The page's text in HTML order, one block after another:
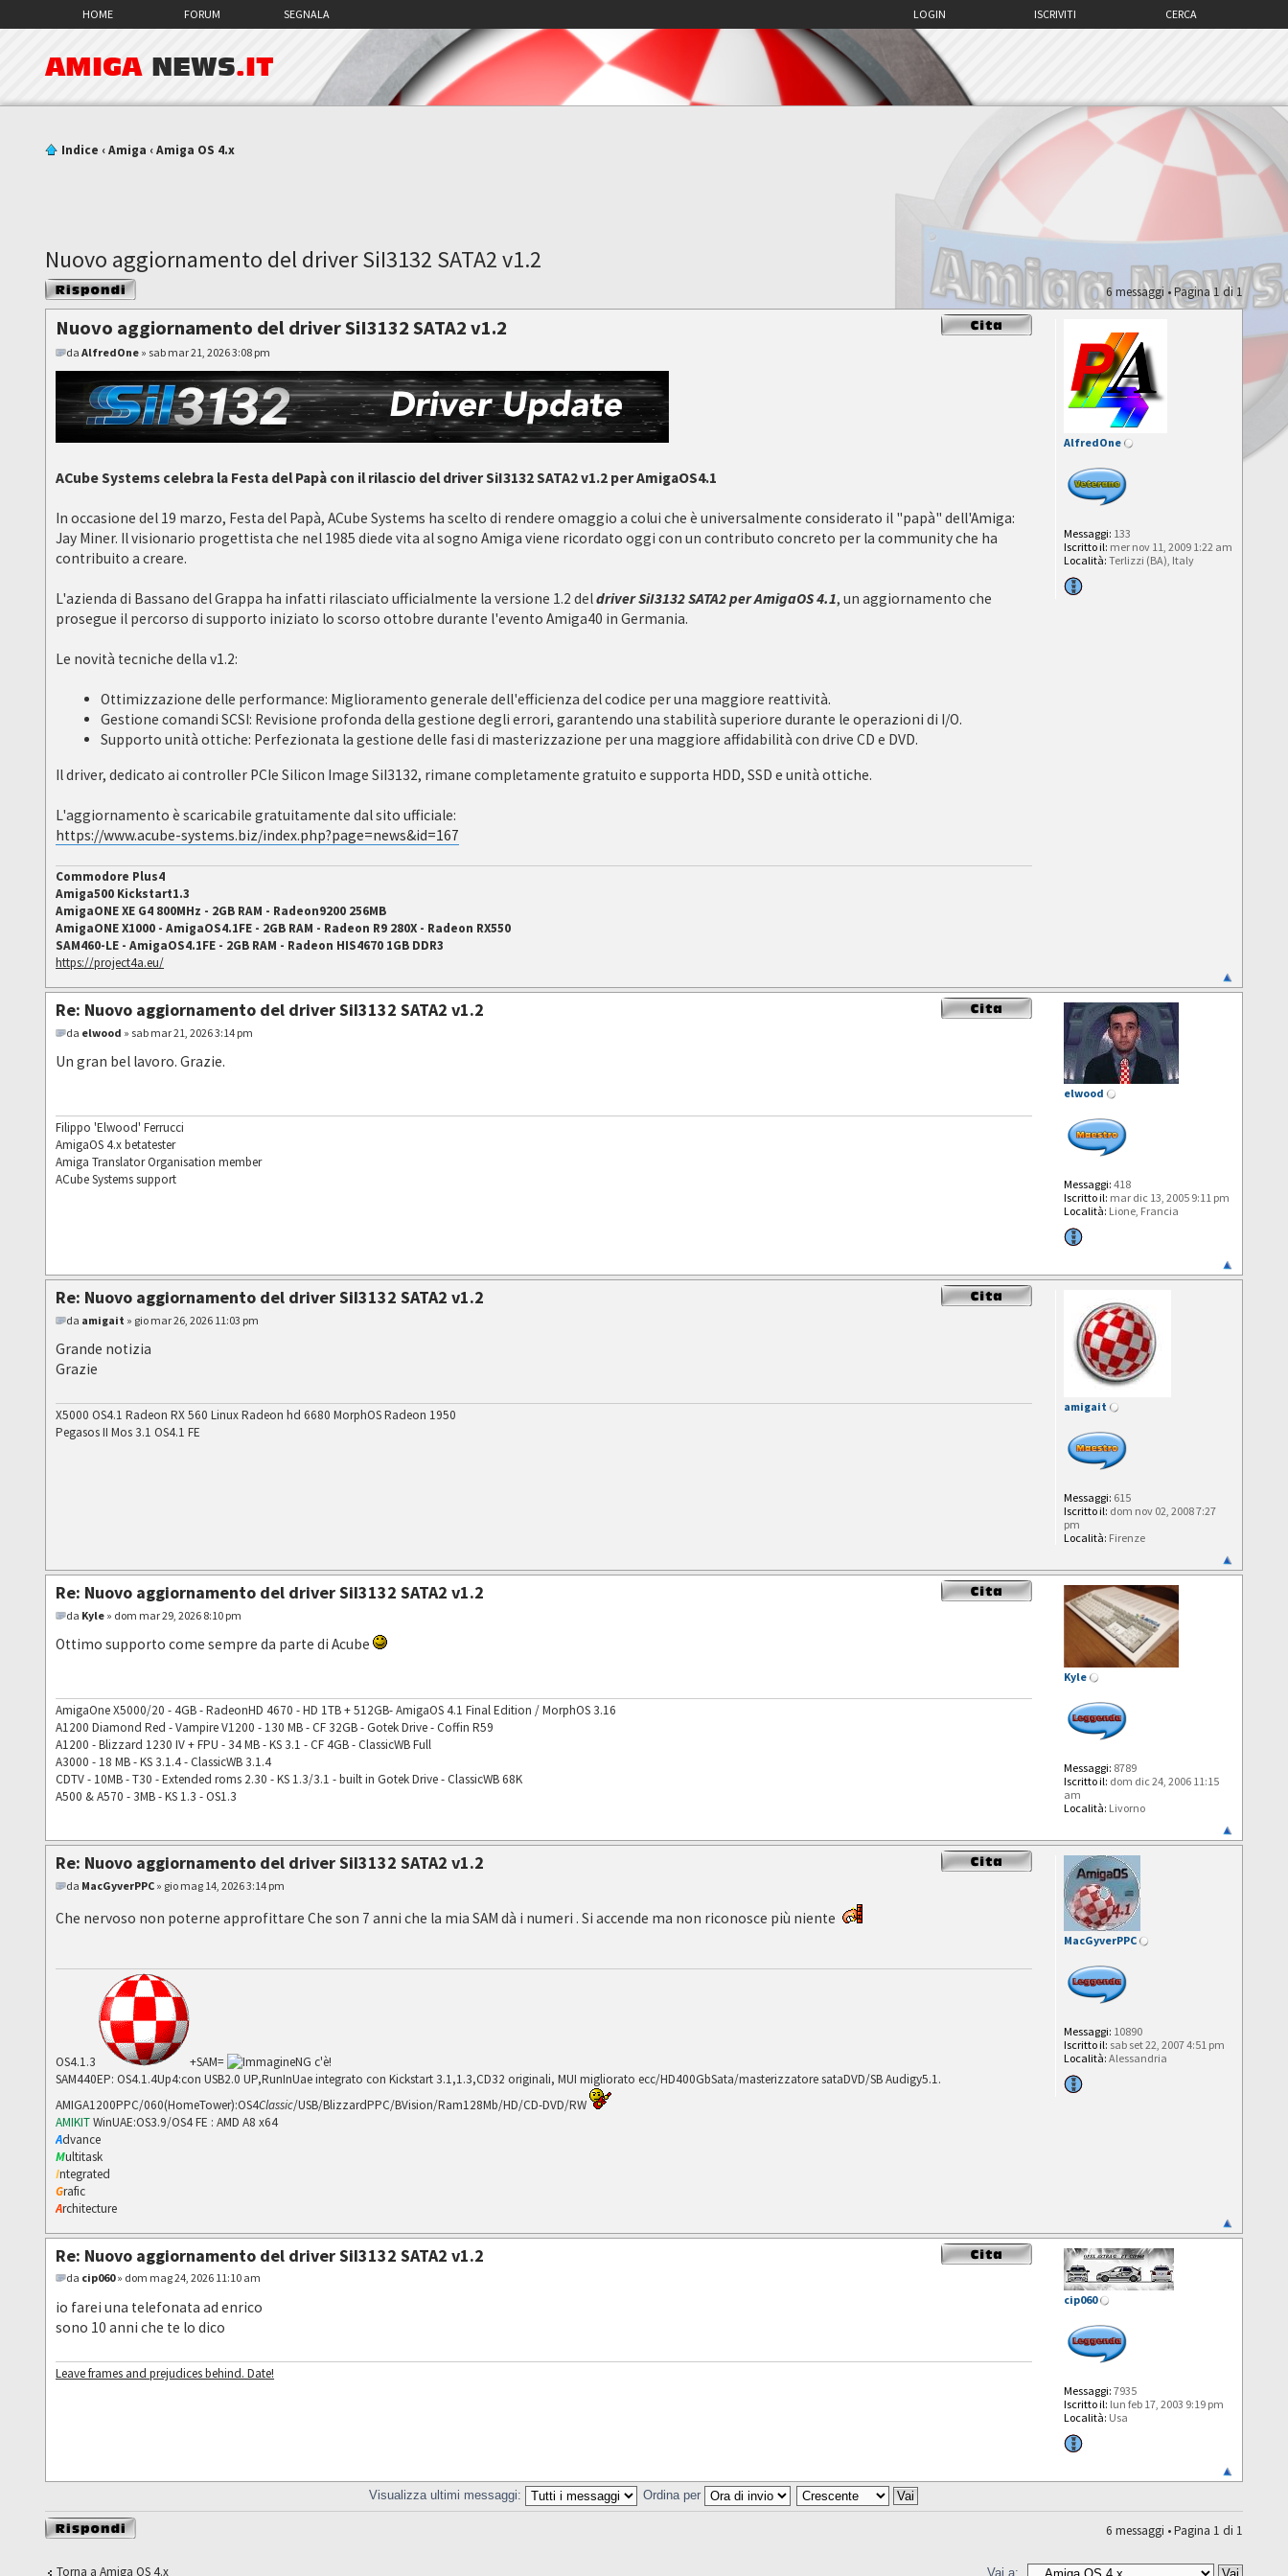
HOME FORUM SEGNALA CERCA
ISCRIVITI
LOGIN
AMIGA NEWS.IT
Indice ‹Amiga ‹Amiga OS 4.x
Nuovo aggiornamento del driver SiI3132 SATA2 v1.2
Rispondi al
messaggio
6 messaggi • Pagina1 di1
Nuovo aggiornamento del driver SiI3132 SATA2 v1.2
daAlfredOne » sab mar 21, 2026 3:08 pm
ACube Systems celebra la Festa del Papà con il rilascio del driver SiI3132 SATA2 v1.2 per AmigaOS4.1
In occasione del 19 marzo, Festa del Papà, ACube Systems ha scelto di rendere omaggio a colui che è universalmente considerato il "papà" dell'Amiga:
Jay Miner. Il visionario progettista che nel 1985 diede vita al sogno Amiga viene ricordato oggi con un contributo concreto per la community che ha
contribuito a creare.
L'azienda di Bassano del Grappa ha infatti rilasciato ufficialmente la versione 1.2 deldriver SiI3132 SATA2 per AmigaOS 4.1, un aggiornamento che
prosegue il percorso di supporto iniziato lo scorso ottobre durante l'evento Amiga40 in Germania.
Le novità tecniche della v1.2:
Ottimizzazione delle performance: Miglioramento generale dell'efficienza del codice per una maggiore reattività.
Gestione comandi SCSI: Revisione profonda della gestione degli errori, garantendo una stabilità superiore durante le operazioni di I/O.
Supporto unità ottiche: Perfezionata la gestione delle fasi di masterizzazione per una maggiore affidabilità con drive CD e DVD.
Il driver, dedicato ai controller PCIe Silicon Image SiI3132, rimane completamente gratuito e supporta HDD, SSD e unità ottiche.
L'aggiornamento è scaricabile gratuitamente dal sito ufficiale:
https://www.acube-systems.biz/index.php?page=news&id=167
Commodore Plus4
Amiga500 Kickstart1.3
AmigaONE XE G4 800MHz - 2GB RAM - Radeon9200 256MB
AmigaONE X1000 - AmigaOS4.1FE - 2GB RAM - Radeon R9 280X - Radeon RX550
SAM460-LE - AmigaOS4.1FE - 2GB RAM - Radeon HIS4670 1GB DDR3
https://project4a.eu/
AlfredOne
Messaggi: 133
Iscritto il: mer nov 11, 2009 1:22 am
Località: Terlizzi (BA), Italy
Re: Nuovo aggiornamento del driver SiI3132 SATA2 v1.2
da elwood » sab mar 21, 2026 3:14 pm
Un gran bel lavoro. Grazie.
Filippo 'Elwood' Ferrucci
AmigaOS 4.x betatester
Amiga Translator Organisation member
ACube Systems support
elwood
Messaggi: 418
Iscritto il: mar dic 13, 2005 9:11 pm
Località: Lione, Francia
Re: Nuovo aggiornamento del driver SiI3132 SATA2 v1.2
da amigait » gio mar 26, 2026 11:03 pm
Grande notizia
Grazie
X5000 OS4.1 Radeon RX 560 Linux Radeon hd 6680 MorphOS Radeon 1950
Pegasos II Mos 3.1 OS4.1 FE
amigait
Messaggi: 615
Iscritto il: dom nov 02, 2008 7:27
pm
Località: Firenze
Re: Nuovo aggiornamento del driver SiI3132 SATA2 v1.2
da Kyle » dom mar 29, 2026 8:10 pm
Ottimo supporto come sempre da parte di Acube
AmigaOne X5000/20 - 4GB - RadeonHD 4670 - HD 1TB + 512GB- AmigaOS 4.1 Final Edition / MorphOS 3.16
A1200 Diamond Red - Vampire V1200 - 130 MB - CF 32GB - Gotek Drive - Coffin R59
A1200 - Blizzard 1230 IV + FPU - 34 MB - KS 3.1 - CF 4GB - ClassicWB Full
A3000 - 18 MB - KS 3.1.4 - ClassicWB 3.1.4
CDTV - 10MB - T30 - Extended roms 2.30 - KS 1.3/3.1 - built in Gotek Drive - ClassicWB 68K
A500 & A570 - 3MB - KS 1.3 - OS1.3
Kyle
Messaggi: 8789
Iscritto il: dom dic 24, 2006 11:15
am
Località: Livorno
Re: Nuovo aggiornamento del driver SiI3132 SATA2 v1.2
da MacGyverPPC » gio mag 14, 2026 3:14 pm
Che nervoso non poterne approfittare Che son 7 anni che la mia SAM dà i numeri . Si accende ma non riconosce più niente
OS4.1.3 +SAM=
NG c'è!
SAM440EP: OS4.1.4Up4:con USB2.0 UP,RunInUae integrato con Kickstart 3.1,1.3,CD32 originali, MUI migliorato ecc/HD400GbSata/masterizzatore sataDVD/SB Audigy5.1.
AMIGA1200PPC/060(HomeTower):OS4Classic/USB/BlizzardPPC/BVision/Ram128Mb/HD/CD-DVD/RW
AMIKITWinUAE:OS3.9/OS4 FE : AMD A8 x64
Advance
Multitask
Integrated
Grafic
Architecture
MacGyverPPC
Messaggi: 10890
Iscritto il: sab set 22, 2007 4:51 pm
Località: Alessandria
Re: Nuovo aggiornamento del driver SiI3132 SATA2 v1.2
da cip060» dom mag 24, 2026 11:10 am
io farei una telefonata ad enrico
sono 10 anni che te lo dico
Leave frames and prejudices behind. Date!
cip060
Messaggi: 7935
Iscritto il: lun feb 17, 2003 9:19 pm
Località: Usa
Visualizza ultimi messaggi:
Ordina per
Rispondi al
messaggio
6 messaggi • Pagina 1 di 1
Torna a Amiga OS 4.x Vai a: